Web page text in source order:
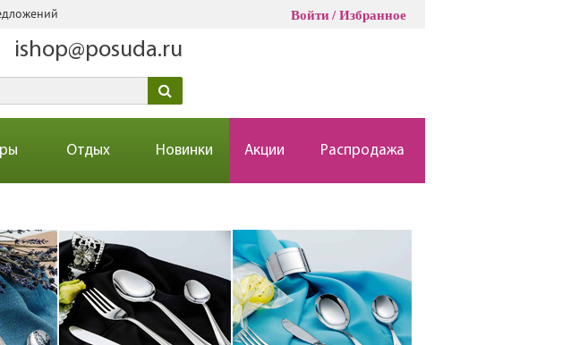
Войти Избранное
ishop@posuda.ru
Отдых Новинки Акции Распродажа